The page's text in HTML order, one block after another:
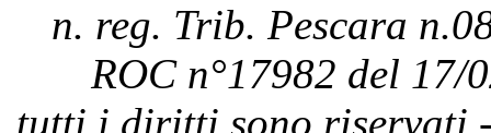
n. reg. Trib. Pescara
ROC n°17982 del 17/
tutti i diritti sono riservati